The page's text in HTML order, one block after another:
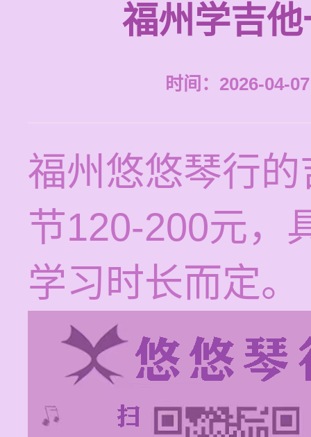
福州学吉
时间：2026-04-
福州悠悠琴行
节120-200元，
学习时长而定。